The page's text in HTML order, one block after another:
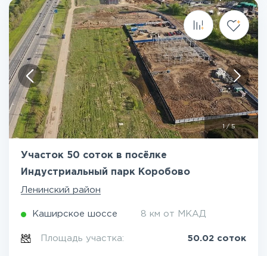
1/5
Участок 50 соток в посёлке
Индустриальный парк Коробово
Ленинский район
Каширское шоссе 8 км от МКАД
Площадь участка: 50.02 соток